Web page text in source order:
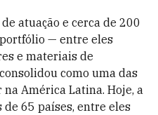
atua­ção e cerca de 200
— entre eles
e materiais de
como uma das
América Latina. Hoje, a
65 países, entre eles